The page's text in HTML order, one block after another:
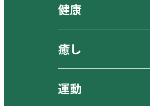
健康
癒し
運動